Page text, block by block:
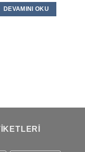
DEVAMINI OKU